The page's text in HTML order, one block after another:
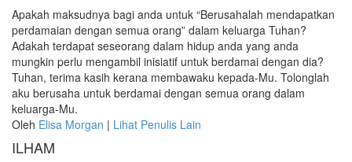
Apakah maksudnya bagi anda untuk “Berusahalah mendapatkan
perdamaian dengan semua orang” dalam keluarga Tuhan?
Adakah terdapat seseorang dalam hidup anda yang anda
mungkin perlu mengambil inisiatif untuk berdamai dengan dia?
Tuhan, terima kasih kerana membawaku kepada-Mu. Tolonglah
aku berusaha untuk berdamai dengan semua orang dalam
keluarga-Mu.
Oleh Elisa Morgan | Lihat Penulis Lain
ILHAM